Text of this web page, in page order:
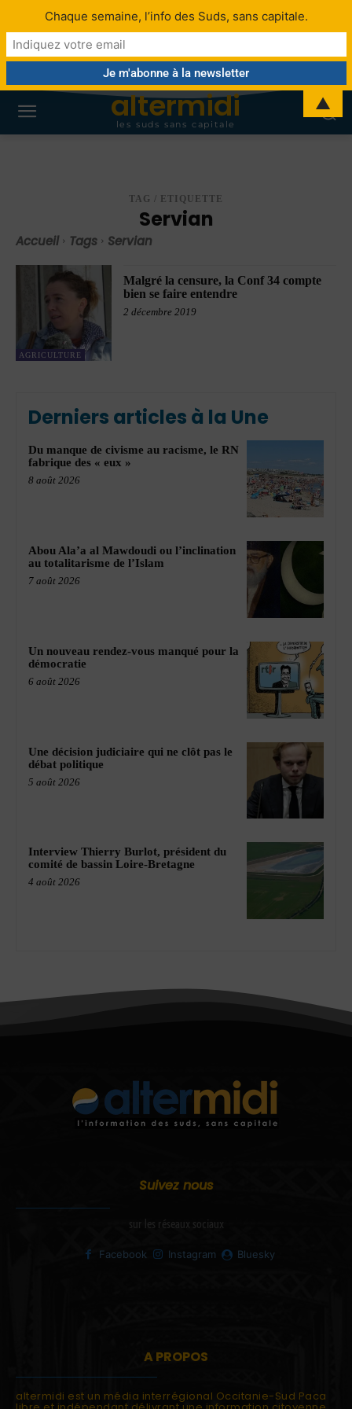
altermidi
les suds sans capitale
TAG / ETIQUETTE
Servian
Accueil Tags Servian
AGRICULTURE
Malgré la censure, la Conf 34 compte
bien se faire entendre
2 décembre 2019
Derniers articles à la Une
Du manque de civisme au racisme, le RN
fabrique des « eux »
8 août 2026
Abou Ala’a al Mawdoudi ou l’inclination
au totalitarisme de l’Islam
7 août 2026
Un nouveau rendez-vous manqué pour la
démocratie
6 août 2026
Une décision judiciaire qui ne clôt pas le
débat politique
5 août 2026
Interview Thierry Burlot, président du
comité de bassin Loire-Bretagne
4 août 2026
Suivez nous
sur les réseaux sociaux
Facebook Instagram Bluesky
A PROPOS
altermidi est un média interrégional Occitanie-Sud Paca
Chaque semaine, l’info des Suds, sans capitale.
▲